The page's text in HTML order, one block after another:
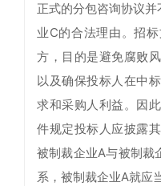
正式的分包咨询协议
业C的合法理由。招
方，目的是避免腐败
以及确保投标人在中
求和采购人利益。因
件规定投标人应披露
被制裁企业A与被制裁
系，被制裁企业A就应